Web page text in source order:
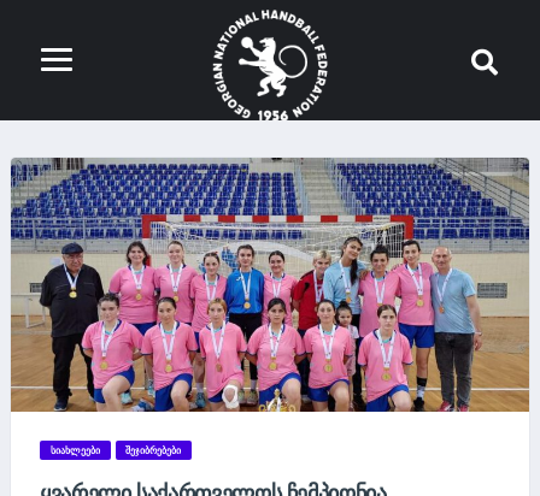
ᲡᲘᲐᲮᲚᲔᲔᲑᲘ ᲨᲔᲯᲘᲑᲠᲔᲑᲔᲑᲘ